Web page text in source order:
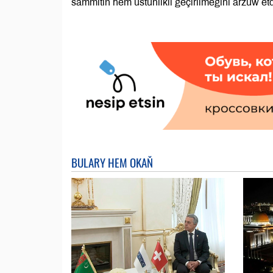
sammitiň hem üstünlikli geçirilmegini arzuw
BULARY HEM OKAŇ